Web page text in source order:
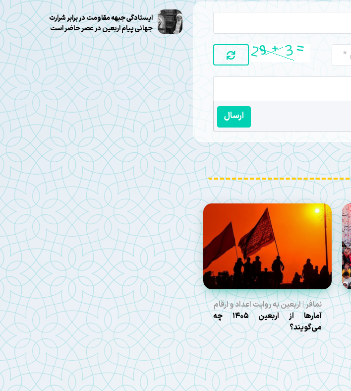
ارسال
نمافر | اربعین به روایت اعداد و ارقام
آمارها از اربعین ۱۴۰۵ چه
می‌گویند؟
ایستادگی جبهه مقاومت در برابر شرارت
جهانی پیام اربعین در عصر حاضر است